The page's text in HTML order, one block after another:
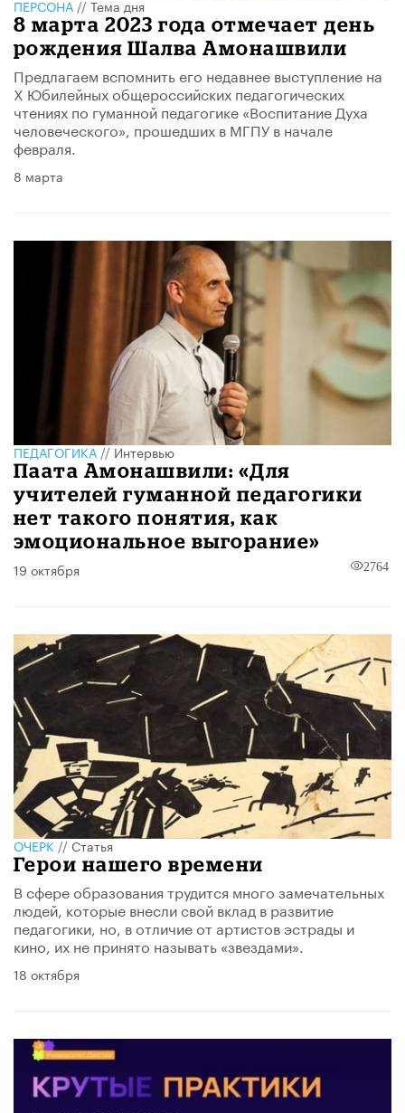
ПЕРСОНА//Тема дня
​8 марта 2023 года отмечает день
рождения Шалва Амонашвили
Предлагаем вспомнить его недавнее выступление на
X Юбилейных общероссийских педагогических
чтениях по гуманной педагогике «Воспитание Духа
человеческого», прошедших в МГПУ в начале
февраля.
8 марта
ПЕДАГОГИКА//Интервью
Паата Амонашвили: «Для
учителей гуманной педагогики
нет такого понятия, как
эмоциональное выгорание»
19 октября 2764
ОЧЕРК//Статья
Герои нашего времени
В сфере образования трудится много замечательных
людей, которые внесли свой вклад в развитие
педагогики, но, в отличие от артистов эстрады и
кино, их не принято называть «звездами».
18 октября